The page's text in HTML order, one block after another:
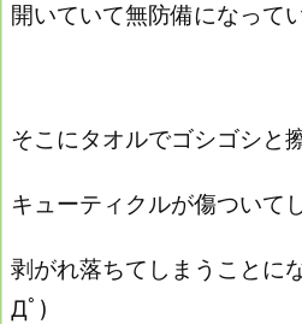
開いていて無防備になって
そこにタオルでゴシゴシと
キューティクルが傷ついて
剥がれ落ちてしまうことに
Дﾟ)